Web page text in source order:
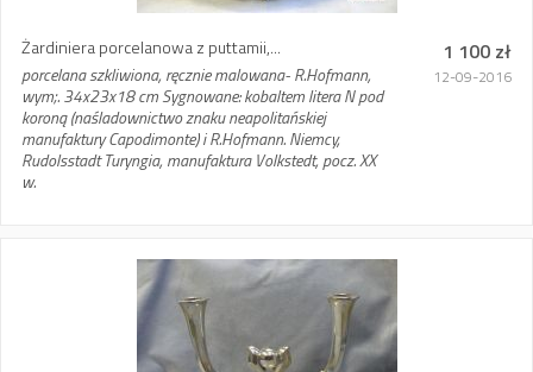
Żardiniera porcelanowa z puttamii,...
porcelana szkliwiona, ręcznie malowana- R.Hofmann,
wym;. 34x23x18 cm Sygnowane: kobaltem litera N pod
koroną (naśladownictwo znaku neapolitańskiej
manufaktury Capodimonte) i R.Hofmann. Niemcy,
Rudolsstadt Turyngia, manufaktura Volkstedt, pocz. XX
w.
1 100 zł
12-09-2016